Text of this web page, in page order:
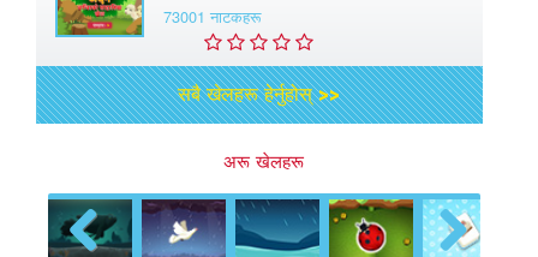
73001 नाटकहरू
सबै खेलहरू हेर्नुहोस् >>
अरू खेलहरू